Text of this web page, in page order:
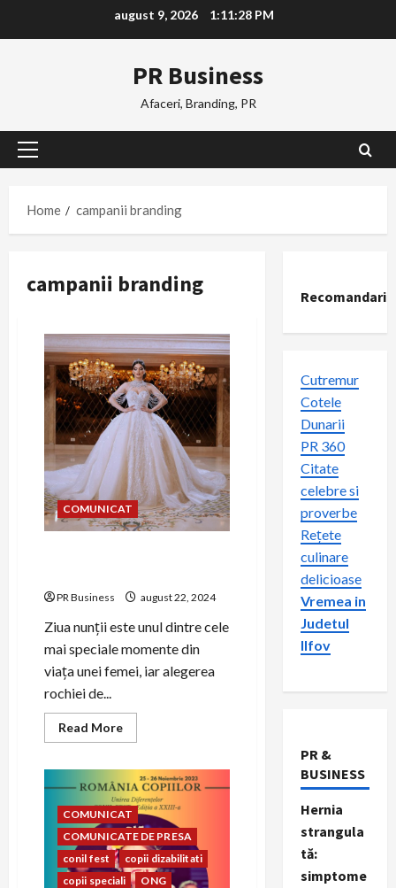
august 9, 2026 1:11:29 PM
PR Business
Afaceri, Branding, PR
Primary
Home
campanii branding
campanii branding
COMUNICAT
PR Business august 22, 2024
Ziua nunții este unul dintre cele
mai speciale momente din
viața unei femei, iar alegerea
rochiei de...
Read MoreRead
more
rochiei
de
mireasă
perfecte
COMUNICAT
COMUNICATE DE PRESA
conil fest
copii dizabilitati
copii speciali
ONG
Recomandari
Cutremur
Cotele
Dunarii
PR 360
Citate
celebre si
proverbe
Rețete
culinare
delicioase
Vremea in
Judetul
Ilfov
PR &
BUSINESS
Hernia
strangula
tă:
simptome